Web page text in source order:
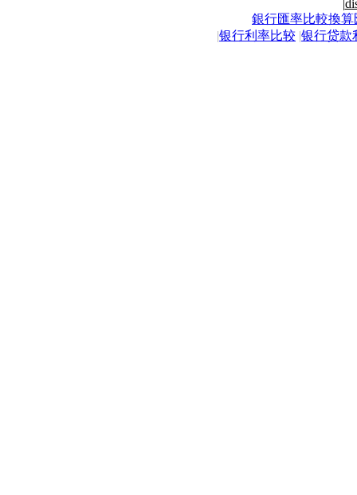
|
銀行匯率比較換算
|银行利率比较 |银行贷款